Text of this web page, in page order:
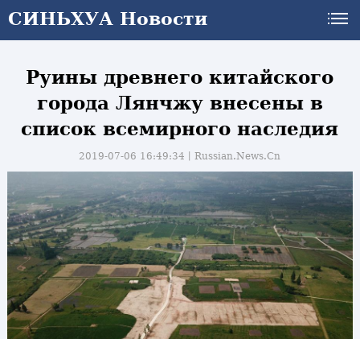
СИНЬХУА Новости
Руины древнего китайского
города Лянчжу внесены в
список всемирного наследия
2019-07-06 16:49:34丨Russian.News.Cn